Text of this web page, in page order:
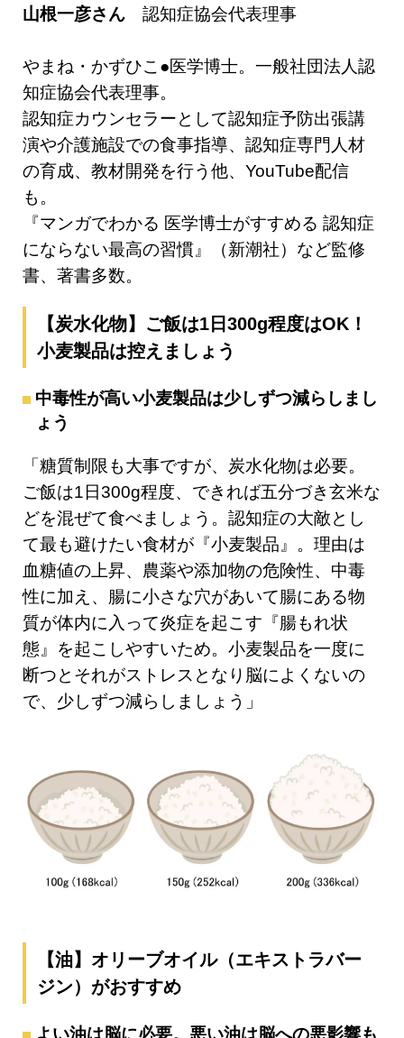
山根一彦さん 認知症協会代表理事
やまね・かずひこ●医学博士。一般社団法人認
知症協会代表理事。
認知症カウンセラーとして認知症予防出張講
演や介護施設での食事指導、認知症専門人材
の育成、教材開発を行う他、YouTube配信
も。
『マンガでわかる 医学博士がすすめる 認知症
にならない最高の習慣』（新潮社）など監修
書、著書多数。
【炭水化物】ご飯は1日300g程度はOK！
小麦製品は控えましょう
中毒性が高い小麦製品は少しずつ減らしまし
ょう
「糖質制限も大事ですが、炭水化物は必要。
ご飯は1日300g程度、できれば五分づき玄米な
どを混ぜて食べましょう。認知症の大敵とし
て最も避けたい食材が『小麦製品』。理由は
血糖値の上昇、農薬や添加物の危険性、中毒
性に加え、腸に小さな穴があいて腸にある物
質が体内に入って炎症を起こす『腸もれ状
態』を起こしやすいため。小麦製品を一度に
断つとそれがストレスとなり脳によくないの
で、少しずつ減らしましょう」
【油】オリーブオイル（エキストラバー
ジン）がおすすめ
よい油は脳に必要。悪い油は脳への悪影響も